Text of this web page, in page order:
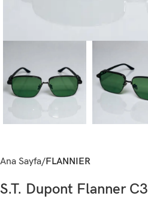
Ana Sayfa FLANNIER
S.T. Dupont Flanner C3